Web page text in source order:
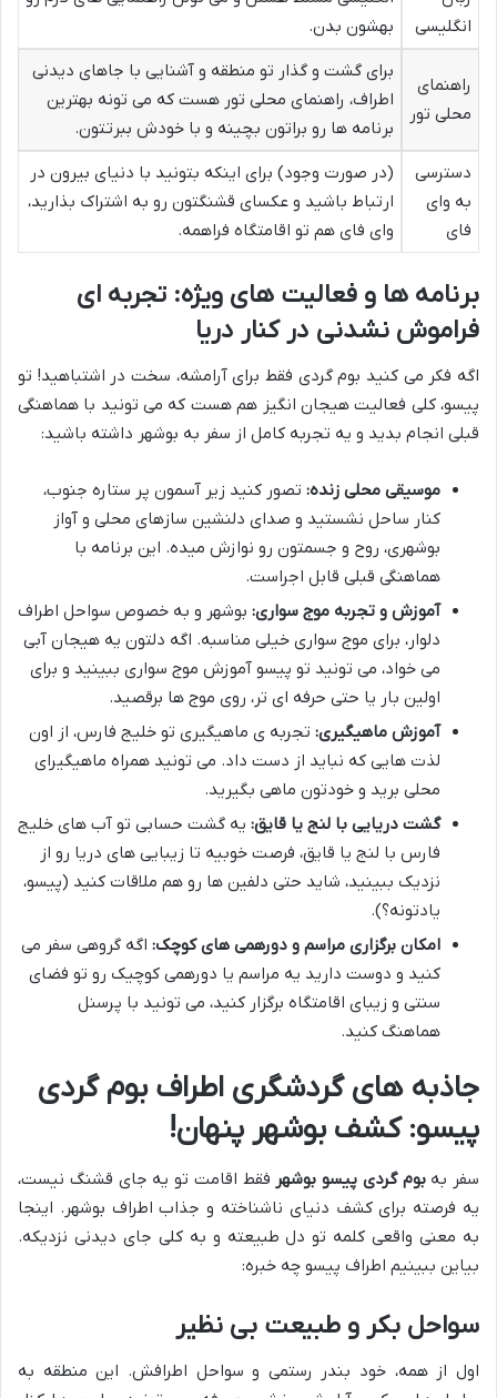
انگلیسی
بهشون بدن.
راهنمای
محلی تور
برای گشت و گذار تو منطقه و آشنایی با جاهای دیدنی
اطراف، راهنمای محلی تور هست که می تونه بهترین
برنامه ها رو براتون بچینه و با خودش ببرتتون.
دسترسی
به وای
فای
(در صورت وجود) برای اینکه بتونید با دنیای بیرون در
ارتباط باشید و عکسای قشنگتون رو به اشتراک بذارید،
وای فای هم تو اقامتگاه فراهمه.
برنامه ها و فعالیت های ویژه: تجربه ای
فراموش نشدنی در کنار دریا
اگه فکر می کنید بوم گردی فقط برای آرامشه، سخت در اشتباهید! تو
پیسو، کلی فعالیت هیجان انگیز هم هست که می تونید با هماهنگی
قبلی انجام بدید و یه تجربه کامل از سفر به بوشهر داشته باشید:
موسیقی محلی زنده: تصور کنید زیر آسمون پر ستاره جنوب،
کنار ساحل نشستید و صدای دلنشین سازهای محلی و آواز
بوشهری، روح و جسمتون رو نوازش میده. این برنامه با
هماهنگی قبلی قابل اجراست.
آموزش و تجربه موج سواری: بوشهر و به خصوص سواحل اطراف
دلوار، برای موج سواری خیلی مناسبه. اگه دلتون یه هیجان آبی
می خواد، می تونید تو پیسو آموزش موج سواری ببینید و برای
اولین بار یا حتی حرفه ای تر، روی موج ها برقصید.
آموزش ماهیگیری: تجربه ی ماهیگیری تو خلیج فارس، از اون
لذت هایی که نباید از دست داد. می تونید همراه ماهیگیرای
محلی برید و خودتون ماهی بگیرید.
گشت دریایی با لنج یا قایق: یه گشت حسابی تو آب های خلیج
فارس با لنج یا قایق، فرصت خوبیه تا زیبایی های دریا رو از
نزدیک ببینید، شاید حتی دلفین ها رو هم ملاقات کنید (پیسو،
یادتونه؟).
امکان برگزاری مراسم و دورهمی های کوچک: اگه گروهی سفر می
کنید و دوست دارید یه مراسم یا دورهمی کوچیک رو تو فضای
سنتی و زیبای اقامتگاه برگزار کنید، می تونید با پرسنل
هماهنگ کنید.
جاذبه های گردشگری اطراف بوم گردی
پیسو: کشف بوشهر پنهان!
سفر بهبوم گردی پیسو بوشهر فقط اقامت تو یه جای قشنگ نیست،
یه فرصته برای کشف دنیای ناشناخته و جذاب اطراف بوشهر. اینجا
به معنی واقعی کلمه تو دل طبیعته و به کلی جای دیدنی نزدیکه.
بیاین ببینیم اطراف پیسو چه خبره:
سواحل بکر و طبیعت بی نظیر
اول از همه، خود بندر رستمی و سواحل اطرافش. این منطقه به